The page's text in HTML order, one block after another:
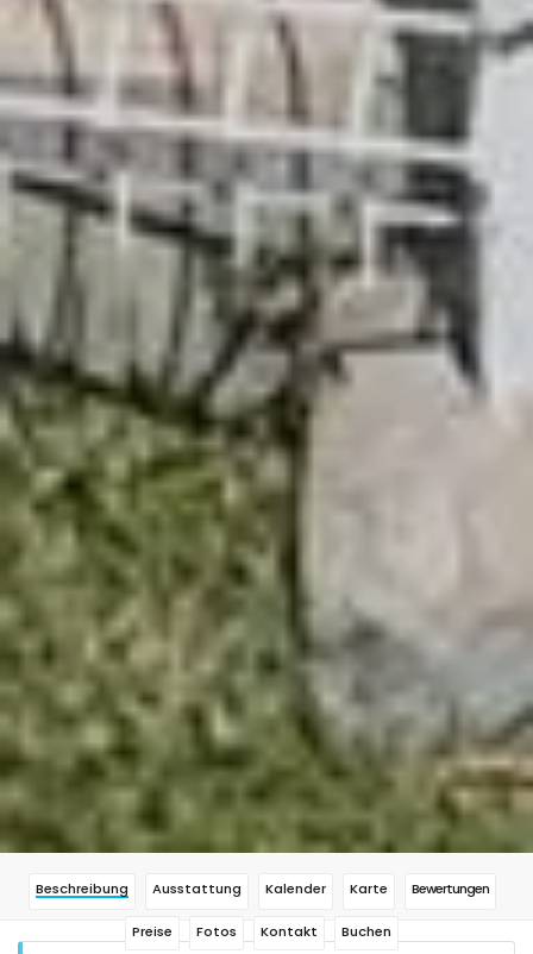
Beschreibung Ausstattung Kalender Karte Bewertungen
Preise Fotos Kontakt Buchen